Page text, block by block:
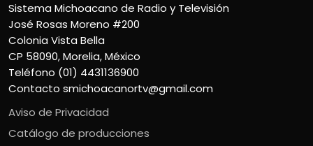
Sistema Michoacano de Radio y Televisión
José Rosas Moreno #200
Colonia Vista Bella
CP 58090, Morelia, México
Teléfono (01) 4431136900
Contacto smichoacanortv@gmail.com
Aviso de Privacidad
Catálogo de producciones